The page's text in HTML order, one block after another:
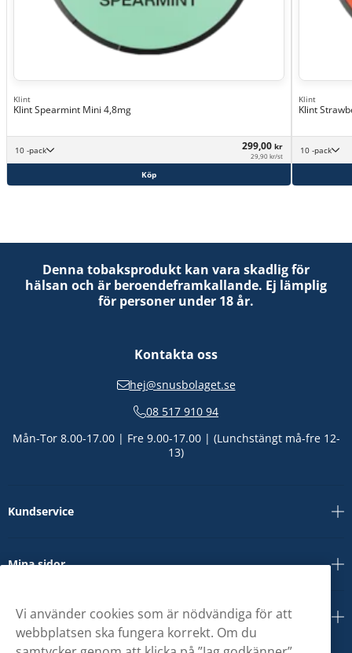
Klint
Klint Spearmint Mini 4,8mg
10 -pack 299,00 kr
29,90 kr/st
Köp
Klint
Klint
10 -pack
Denna tobaksprodukt kan vara skadlig för
hälsan och är beroendeframkallande. Ej lämplig
för personer under 18 år.
Kontakta oss
hej@snusbolaget.se
08 517 910 94
Mån-Tor 8.00-17.00 | Fre 9.00-17.00 | (Lunchstängt må-fre 12-
13)
Kundservice
Mina sidor
Om oss
Vi använder cookies som är nödvändiga för att
webbplatsen ska fungera korrekt. Om du